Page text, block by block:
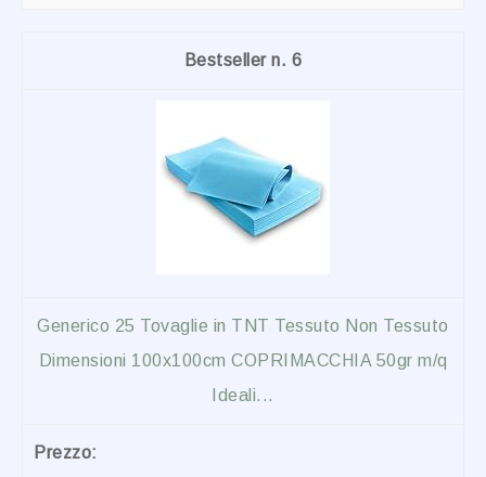
6
Generico 25 Tovaglie in TNT Tessuto Non Tessuto
Dimensioni 100x100cm COPRIMACCHIA 50gr m/q
Ideali...